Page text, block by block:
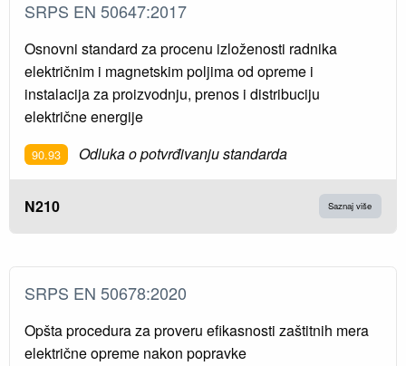
SRPS EN 50647:2017
Osnovni standard za procenu izloženosti radnika
električnim i magnetskim poljima od opreme i
instalacija za proizvodnju, prenos i distribuciju
električne energije
90.93 Odluka o potvrđivanju standarda
N210 Saznaj više
SRPS EN 50678:2020
Opšta procedura za proveru efikasnosti zaštitnih mera
električne opreme nakon popravke